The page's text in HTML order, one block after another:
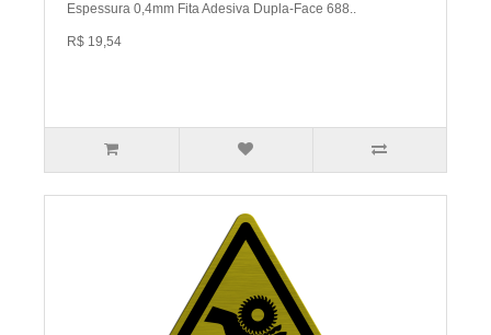
Espessura 0,4mm Fita Adesiva Dupla-Face 688..
R$ 19,54